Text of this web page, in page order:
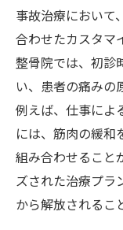
事故治療において
合わせたカスタマ
整骨院では、初診
い、患者の痛みの
例えば、仕事によ
には、筋肉の緩和
組み合わせること
ズされた治療プラ
から解放されるこ